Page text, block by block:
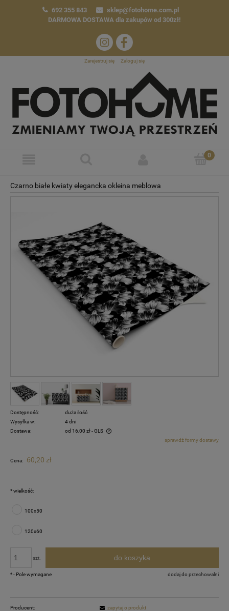
692 355 843
sklep@fotohome.com.pl
DARMOWA DOSTAWA dla zakupów od 300zł!
Zarejestruj się Zaloguj się
Czarno białe kwiaty elegancka okleina meblowa
Dostępność:
duża ilość
Wysyłka w:
4 dni
Dostawa:
od 16,00 zł- GLS
Cena nie zawiera ewentualnych kosztów płatnościsprawdź formy dostawy
Cena: 60,20 zł
*wielkość:
100x50
120x60
szt. do koszyka
dodaj do przechowalni
*- Pole wymagane
Producent:
zapytaj o produkt